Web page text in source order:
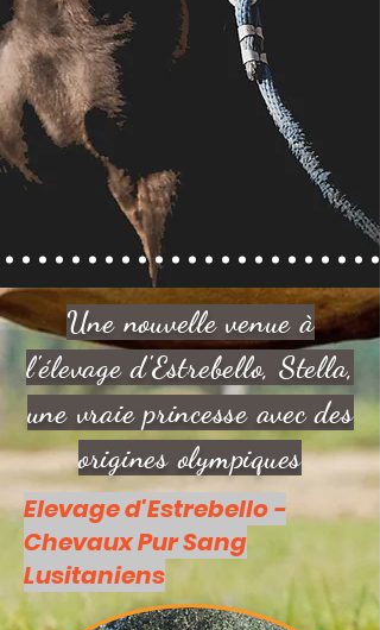
Une nouvelle venue à
l'élevage d'Estrebello, Stella,
une vraie princesse avec des
origines olympiques
Elevage d'Estrebello -
Chevaux Pur Sang
Lusitaniens